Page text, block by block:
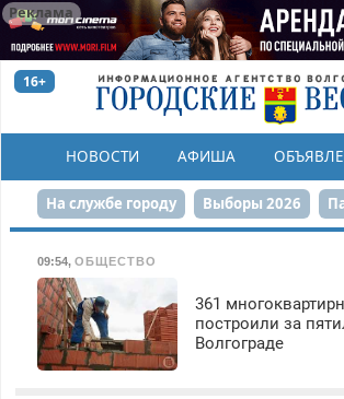
Реклама
16+
НОВОСТИ АФИША
КОНКУРСЫ
На службе городу Выборы 2026
Набережная День Победы
80-летие Победы Парк Героев-
09:54, ОБЩЕСТВО
361
построили за
Волгограде